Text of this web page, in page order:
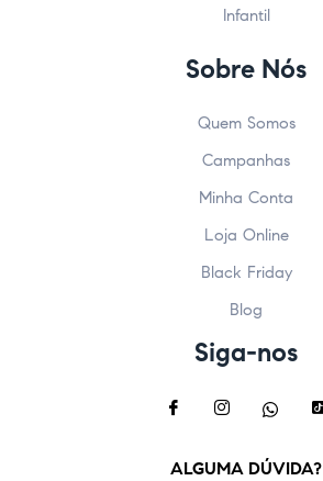
Infantil
Sobre Nós
Quem Somos
Campanhas
Minha Conta
Loja Online
Black Friday
Blog
Siga-nos
ALGUMA DÚVIDA?